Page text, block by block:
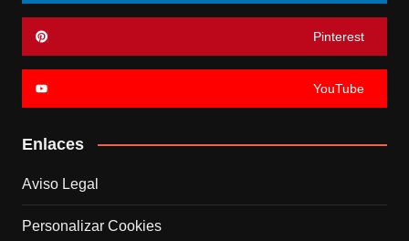
Pinterest
YouTube
Enlaces
Aviso Legal
Personalizar Cookies